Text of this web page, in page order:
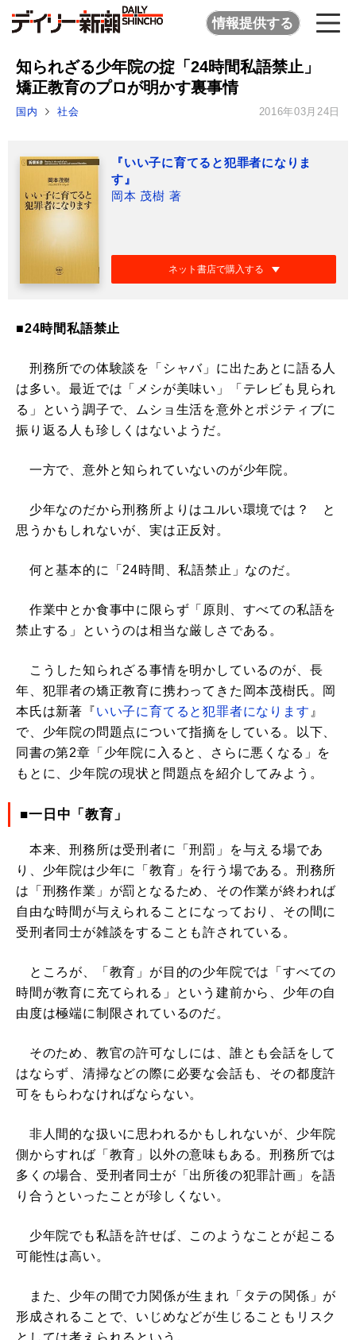
情報提供する
知られざる少年院の掟「24時間私語禁止」
矯正教育のプロが明かす裏事情
国内 社会 2016年03月24日
『いい子に育てると犯罪者になりま
す』
岡本 茂樹 著
ネット書店で購入する
■24時間私語禁止
刑務所での体験談を「シャバ」に出たあとに語る人
は多い。最近では「メシが美味い」「テレビも見られ
る」という調子で、ムショ生活を意外とポジティブに
振り返る人も珍しくはないようだ。
一方で、意外と知られていないのが少年院。
少年なのだから刑務所よりはユルい環境では？ と
思うかもしれないが、実は正反対。
何と基本的に「24時間、私語禁止」なのだ。
作業中とか食事中に限らず「原則、すべての私語を
禁止する」というのは相当な厳しさである。
こうした知られざる事情を明かしているのが、長
年、犯罪者の矯正教育に携わってきた岡本茂樹氏。岡
本氏は新著『いい子に育てると犯罪者になります 』
で、少年院の問題点について指摘をしている。以下、
同書の第2章「少年院に入ると、さらに悪くなる」を
もとに、少年院の現状と問題点を紹介してみよう。
■一日中「教育」
本来、刑務所は受刑者に「刑罰」を与える場であ
り、少年院は少年に「教育」を行う場である。刑務所
は「刑務作業」が罰となるため、その作業が終われば
自由な時間が与えられることになっており、その間に
受刑者同士が雑談をすることも許されている。
ところが、「教育」が目的の少年院では「すべての
時間が教育に充てられる」という建前から、少年の自
由度は極端に制限されているのだ。
そのため、教官の許可なしには、誰とも会話をして
はならず、清掃などの際に必要な会話も、その都度許
可をもらわなければならない。
非人間的な扱いに思われるかもしれないが、少年院
側からすれば「教育」以外の意味もある。刑務所では
多くの場合、受刑者同士が「出所後の犯罪計画」を語
り合うといったことが珍しくない。
少年院でも私語を許せば、このようなことが起こる
可能性は高い。
また、少年の間で力関係が生まれ「タテの関係」が
形成されることで、いじめなどが生じることもリスク